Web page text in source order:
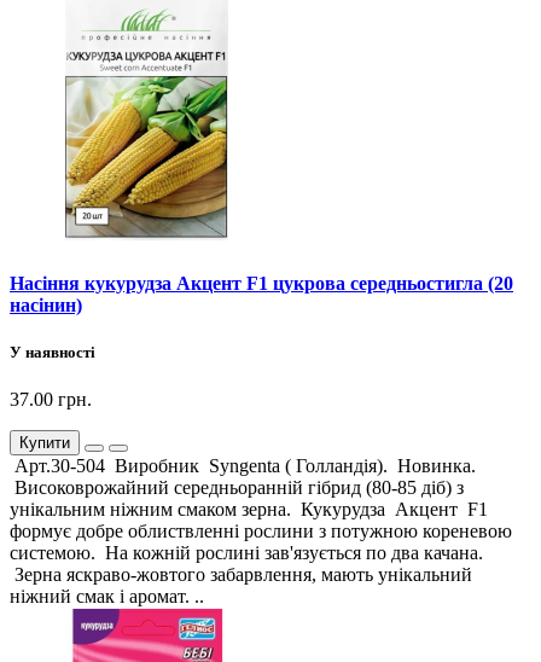
Насіння кукурудза Акцент F1 цукрова середньостигла (20
насінин)
У наявності
37.00 грн.
Купити
Арт.30-504 Виробник Syngenta ( Голландія). Новинка.
Високоврожайний середньоранній гібрид (80-85 діб) з
унікальним ніжним смаком зерна. Кукурудза Акцент F1
формує добре облиствленні рослини з потужною кореневою
системою. На кожній рослині зав'язується по два качана.
Зерна яскраво-жовтого забарвлення, мають унікальний
ніжний смак і аромат. ..